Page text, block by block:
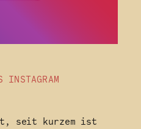
INSTAGRAM
seit kurzem ist